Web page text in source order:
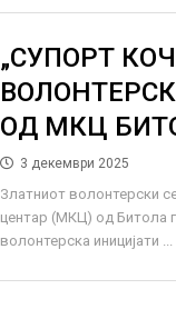
„СУПОРТ
ОД МКЦ
3 декември 2025
Златниот волонтерски
центар (МКЦ) од Битола
волонтерска иницијати ...